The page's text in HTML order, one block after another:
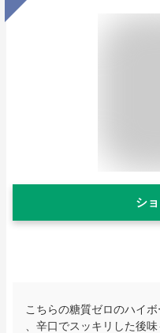
シ
こちらの糖質ゼロのハイ
、辛口でスッキリした後